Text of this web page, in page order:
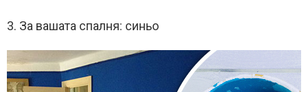
3. За вашата спалня: синьо